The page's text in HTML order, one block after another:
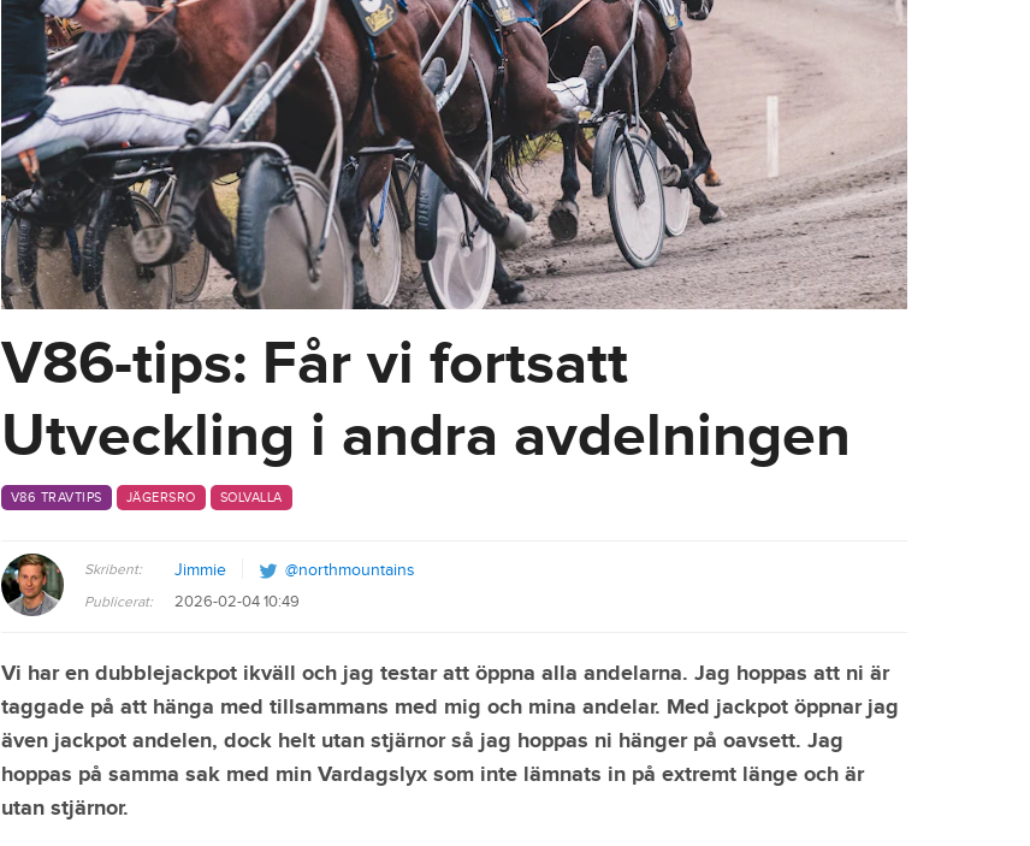
V86-tips: Får vi fortsatt
Utveckling i andra avdelningen
V86 TRAVTIPS JÄGERSRO SOLVALLA
Skribent: Jimmie @northmountains
Publicerat: 2026-02-04 10:49
Vi har en dubblejackpot ikväll och jag testar att öppna alla andelarna. Jag hoppas att ni är
taggade på att hänga med tillsammans med mig och mina andelar. Med jackpot öppnar jag
även jackpot andelen, dock helt utan stjärnor så jag hoppas ni hänger på oavsett. Jag
hoppas på samma sak med min Vardagslyx som inte lämnats in på extremt länge och är
utan stjärnor.